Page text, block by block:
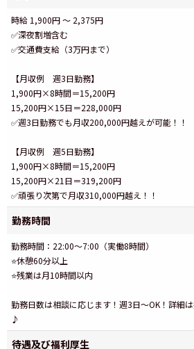
時給 1,900円 ～ 2,375円
✅深夜割増含む
✅交通費支給（3万円まで）
【月収例 週3日勤務】
1,900円×8時間＝15,200円
15,200円×15日＝228,000円
✅週3日勤務でも月収200,000円越えが可能！！
【月収例 週5日勤務】
1,900円×8時間＝15,200円
15,200円×21日＝319,200円
✅頑張り次第で月収310,000円越え！！
勤務時間
勤務時間：22:00～7:00（実働8時間）
⭐休憩60分以上
⭐残業は月10時間以内
勤務日数は相談に応じます！週3日～OK！詳細
♪
待遇及び福利厚生